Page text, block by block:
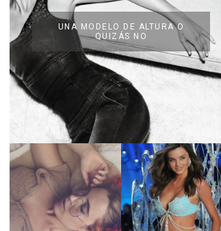
UNA MODELO DE ALTURA O
QUIZÁS NO
LA BAILARINA
BLANCA DE LA
CRUZ O COMO
REINVENTARSE
ANTE LA
ADVERSIDAD.
LA ALTURA DE LAS
MODELOS MAS
ALTAS